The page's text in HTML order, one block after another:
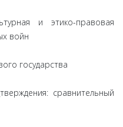
и этико-правовая
войн
государства
сравнительный